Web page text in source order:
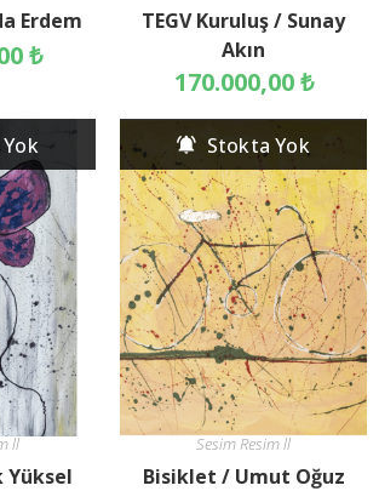
Erdem
₺
TEGV Kuruluş / Sunay
Akın
170.000,00₺
ll
Yüksel
Stokta Yok
Sesim Resim ll
Bisiklet / Umut Oğuz